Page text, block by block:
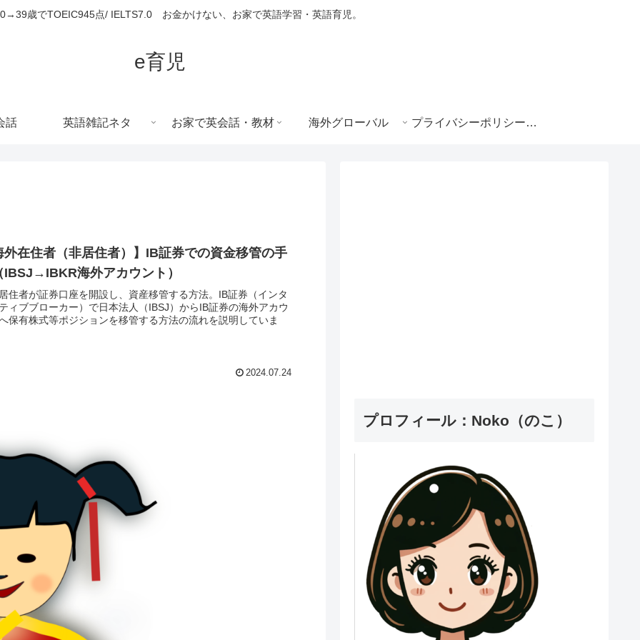
歳でTOEIC945点/ IELTS7.0 お金かけない、お家で英語学習・英語育児。
e育児
話 英語雑記ネタ お家で英会話・教材 海外グローバル プライバシーポリシー|e-ikuji.com
外在住者（非居住者）】IB証券での資金移管の手
IBSJ→IBKR海外アカウント）
住者が証券口座を開設し、資産移管する方法。IB証券（インタ
ィブブローカー）で日本法人（IBSJ）からIB証券の海外アカウ
保有株式等ポジションを移管する方法の流れを説明していま
2024.07.24
プロフィール：Noko（のこ）